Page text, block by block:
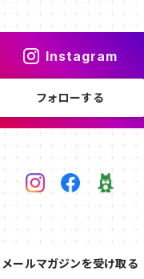
Instagram
フォローする
メールマガジンを受け取る